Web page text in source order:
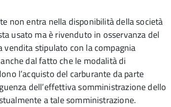
non entra nella disponibilità della società
usato ma è rivenduto in osservanza del
stipulato con la compagnia
dal fatto che le modalità di
l’acquisto del carburante da parte
dell’effettiva somministrazione dello
a tale somministrazione.